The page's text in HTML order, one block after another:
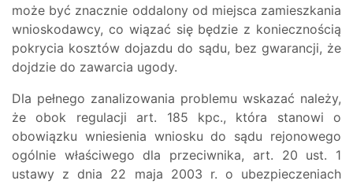
może być znacznie oddalony od miejsca zamieszkania
wnioskodawcy, co wiązać się będzie z koniecznością
pokrycia kosztów dojazdu do sądu, bez gwarancji, że
dojdzie do zawarcia ugody.
Dla pełnego zanalizowania problemu wskazać należy,
że obok regulacji art. 185 kpc., która stanowi o
obowiązku wniesienia wniosku do sądu rejonowego
ogólnie właściwego dla przeciwnika, art. 20 ust. 1
ustawy z dnia 22 maja 2003 r. o ubezpieczeniach